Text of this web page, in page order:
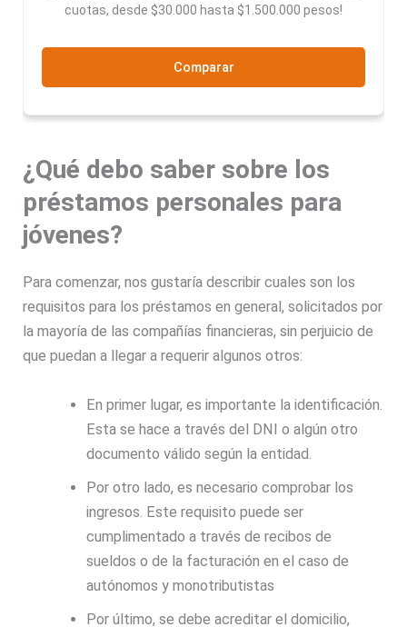
cuotas, desde $30.000 hasta $1.500.000 pesos!
Comparar
¿Qué debo saber sobre los
préstamos personales para
jóvenes?
Para comenzar, nos gustaría describir cuales son los
requisitos para los préstamos en general, solicitados por
la mayoría de las compañías financieras, sin perjuicio de
que puedan a llegar a requerir algunos otros:
En primer lugar, es importante la identificación.
Esta se hace a través del DNI o algún otro
documento válido según la entidad.
Por otro lado, es necesario comprobar los
ingresos. Este requisito puede ser
cumplimentado a través de recibos de
sueldos o de la facturación en el caso de
autónomos y monotributistas
Por último, se debe acreditar el domicilio,